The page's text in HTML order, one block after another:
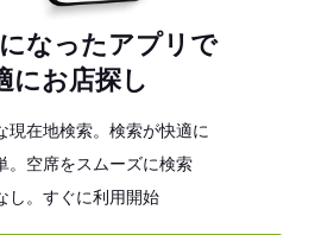
なったアプリで
にお店探し
現在地検索。検索が快適に
。空席をスムーズに検索
し。すぐに利用開始